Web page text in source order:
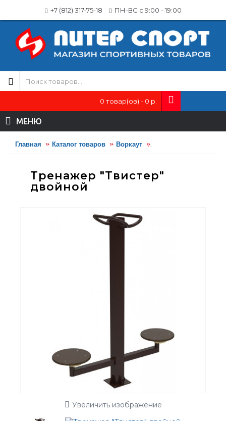
+7 (812) 317-75-18 ПН-ВС с 9:00 - 19:00
0 товар(ов) - 0 р.
МЕНЮ
Главная Каталог товаров Воркаут
Тренажер "Твистер"
двойной
Увеличить изображение